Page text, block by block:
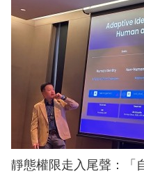
靜態權限走入尾聲：「